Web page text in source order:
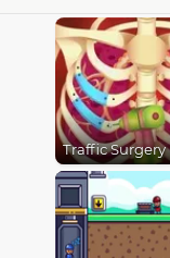
Traffic Surgery